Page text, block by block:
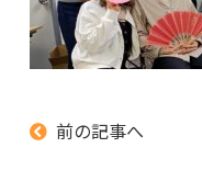
前の記事へ